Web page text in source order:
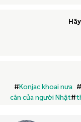
#Konjac khoai nưa #
cân của người Nhật#